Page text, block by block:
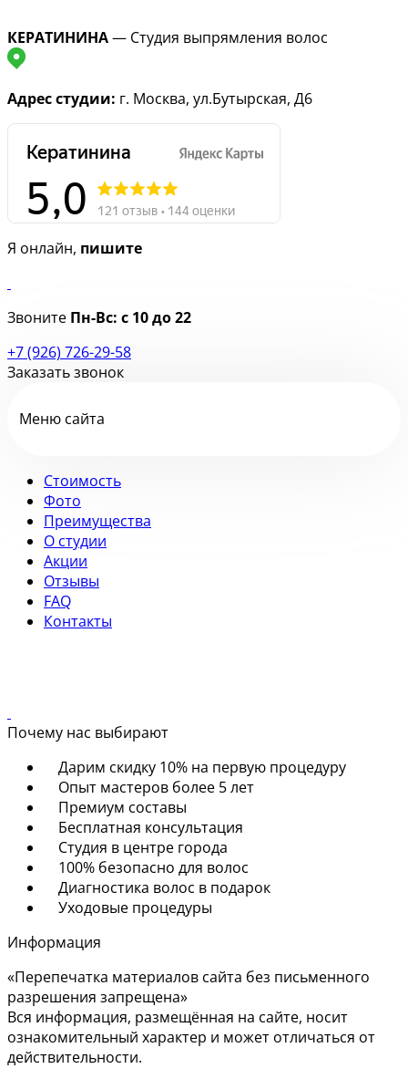
КЕРАТИНИНА— Студия выпрямления волос
Адрес студии: г. Москва, ул.Бутырская, Д6
Я онлайн, пишите
Звоните Пн-Вс: с 10 до 22
+7 (926) 726-29-58
Заказать звонок
Меню сайта
Стоимость
Фото
Преимущества
О студии
Акции
Отзывы
FAQ
Контакты
Почему нас выбирают
Дарим скидку 10% на первую процедуру
Опыт мастеров более 5 лет
Премиум составы
Бесплатная консультация
Студия в центре города
100% безопасно для волос
Диагностика волос в подарок
Уходовые процедуры
Информация
«Перепечатка материалов сайта без письменного
разрешения запрещена»
Вся информация, размещённая на сайте, носит
ознакомительный характер и может отличаться от
действительности.